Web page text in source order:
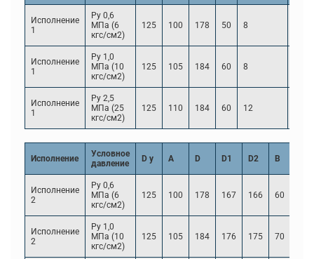
Исполнение
1
Ру 0,6
МПа (6
кгс/см2)
125 100 178 50 8
Исполнение
1
Ру 1,0
МПа (10
кгс/см2)
125 105 184 60 8
Исполнение
1
Ру 2,5
МПа (25
кгс/см2)
125 110 184 60 12
Исполнение
Условное
давление
D y A D D1 D2 B
Исполнение
2
Ру 0,6
МПа (6
кгс/см2)
125 100 178 167 166 60
Исполнение
2
Ру 1,0
МПа (10
кгс/см2)
125 105 184 176 175 70